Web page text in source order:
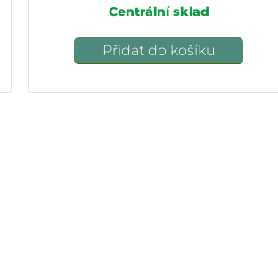
Centrální sklad
Přidat do košíku